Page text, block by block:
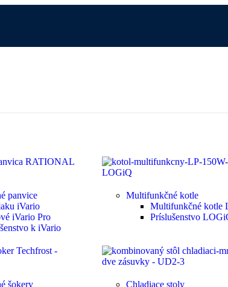
panvice
iVario
iVario Pro
k iVario
Multifunkčné kotle
Multifunkčné kotle
Príslušenstvo
šokery
Chladiace stoly